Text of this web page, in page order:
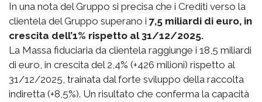
In una nota del Gruppo si precisa che i Crediti verso la
clientela del Gruppo superano i 7,5 miliardi di euro, in
crescita dell’1% rispetto al 31/12/2025.
La Massa fiduciaria da clientela raggiunge i 18,5 miliardi
di euro, in crescita del 2,4% (+426 milioni) rispetto al
31/12/2025, trainata dal forte sviluppo della raccolta
indiretta (+8,5%). Un risultato che conferma la capacità